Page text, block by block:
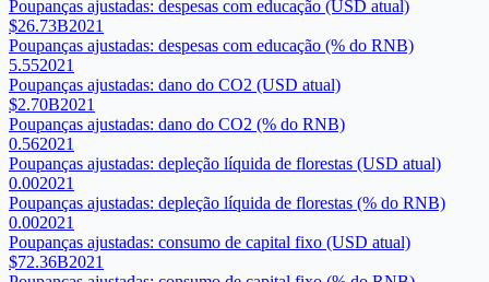
Poupanças ajustadas: despesas com educação (USD atual)
$26.73B2021
Poupanças ajustadas: despesas com educação (% do RNB)
5.552021
Poupanças ajustadas: dano do CO2 (USD atual)
$2.70B2021
Poupanças ajustadas: dano do CO2 (% do RNB)
0.562021
Poupanças ajustadas: depleção líquida de florestas (USD atual)
0.002021
Poupanças ajustadas: depleção líquida de florestas (% do RNB)
0.002021
Poupanças ajustadas: consumo de capital fixo (USD atual)
$72.36B2021